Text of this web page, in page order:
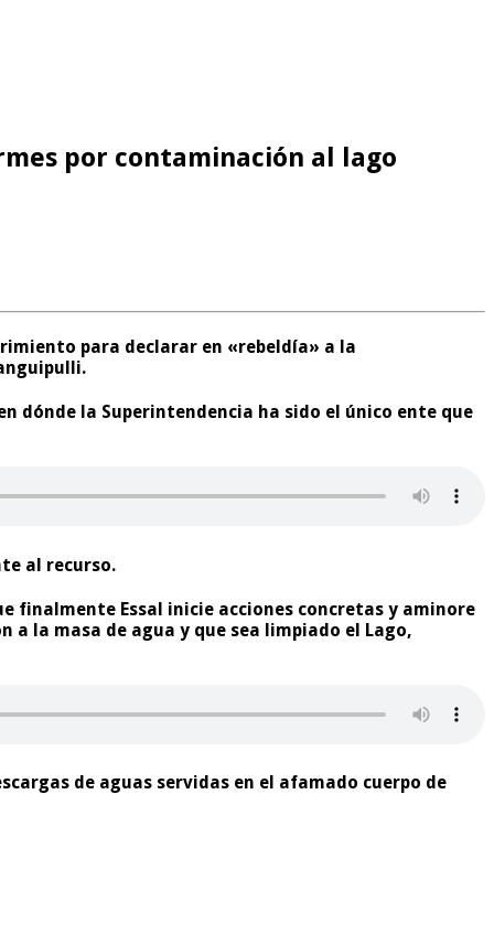
por contaminación al lago
para declarar en «rebeldía» a la
dónde la Superintendencia ha sido el único ente que
al recurso.
finalmente Essal inicie acciones concretas y aminore
la masa de agua y que sea limpiado el Lago,
de aguas servidas en el afamado cuerpo de